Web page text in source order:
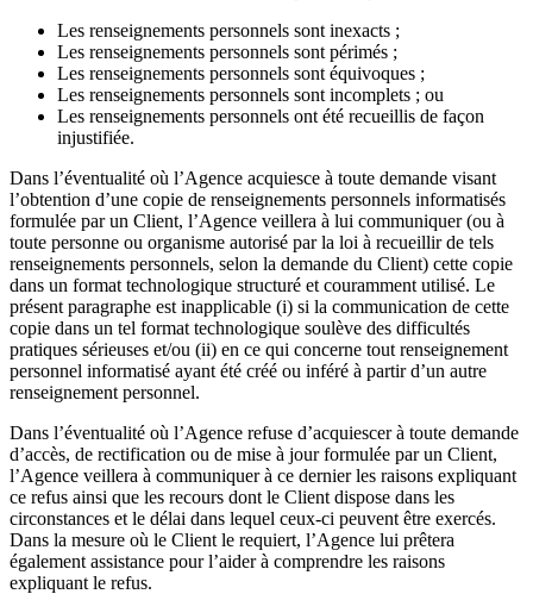
Les renseignements personnels sont inexacts ;
Les renseignements personnels sont périmés ;
Les renseignements personnels sont équivoques ;
Les renseignements personnels sont incomplets ; ou
Les renseignements personnels ont été recueillis de façon
injustifiée.
Dans l’éventualité où l’Agence acquiesce à toute demande visant
l’obtention d’une copie de renseignements personnels informatisés
formulée par un Client, l’Agence veillera à lui communiquer (ou à
toute personne ou organisme autorisé par la loi à recueillir de tels
renseignements personnels, selon la demande du Client) cette copie
dans un format technologique structuré et couramment utilisé. Le
présent paragraphe est inapplicable (i) si la communication de cette
copie dans un tel format technologique soulève des difficultés
pratiques sérieuses et/ou (ii) en ce qui concerne tout renseignement
personnel informatisé ayant été créé ou inféré à partir d’un autre
renseignement personnel.
Dans l’éventualité où l’Agence refuse d’acquiescer à toute demande
d’accès, de rectification ou de mise à jour formulée par un Client,
l’Agence veillera à communiquer à ce dernier les raisons expliquant
ce refus ainsi que les recours dont le Client dispose dans les
circonstances et le délai dans lequel ceux-ci peuvent être exercés.
Dans la mesure où le Client le requiert, l’Agence lui prêtera
également assistance pour l’aider à comprendre les raisons
expliquant le refus.